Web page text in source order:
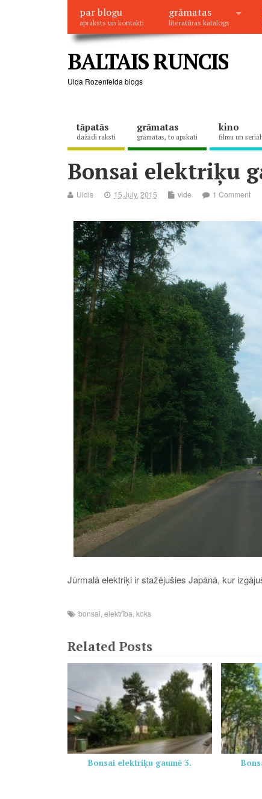
par blogu
apraksts un kontakti
grāmatas
literatūras katalogs
BALTAIS RUNCIS
Ulda Rozenfelda blogs
tāpatās
dažādi raksti
grāmatas
grāmatas, to apskati
kino
filmu un
Bonsai elektriķu
Uldis 15.July, 2015 vide 1 Comment
Jūrmalā elektriķi ir stažējušies Japānā, kur
bonsai elektrība koks
Related Posts
Bonsai elektriķu gaumē 3.